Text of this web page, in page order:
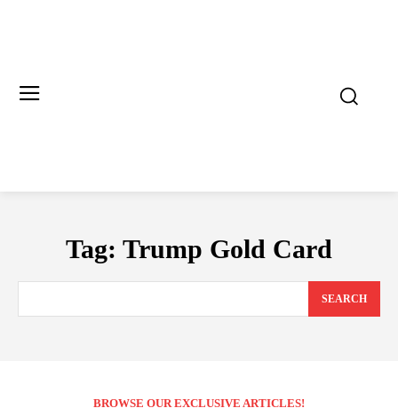
Tag: Trump Gold Card
SEARCH
BROWSE OUR EXCLUSIVE ARTICLES!